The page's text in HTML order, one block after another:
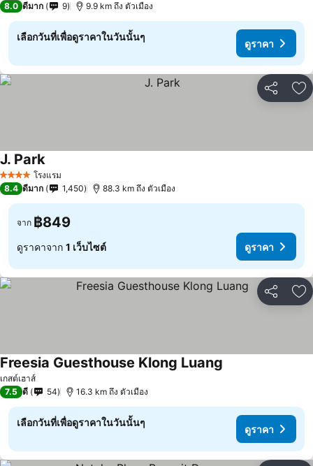
8.0 ดีมาก 9 9.9 km ถึง ตัวเมือง
เลือกวันที่เพื่อดูราคาในวันนั้นๆ
ดูราคา
แชร์ เ
4 ดาว โรงแรม
J. Parkดูราคา
8.4 ดีมาก 1,450 88.3 km ถึง ตัวเมือง
จาก ฿849
ดูราคาจาก 1 เว็บไซต์ ดูราคา
แชร์ เ
เกสต์เฮาส์
Freesia Guesthouse Klong Luang
7.5 ดี 54 16.3 km ถึง ตัวเมือง
เลือกวันที่เพื่อดูราคาในวันนั้นๆ
ดูราคา